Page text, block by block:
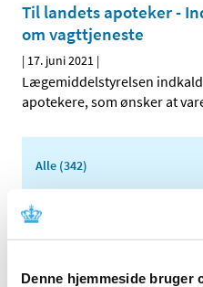
Denne hjemmeside bruger
Til landets apoteker -
om vagttjeneste
| 17. juni 2021 |
Lægemiddelstyrelsen
apotekere, som ønsker at
Alle (342)
2026 (2)
2024 (30)